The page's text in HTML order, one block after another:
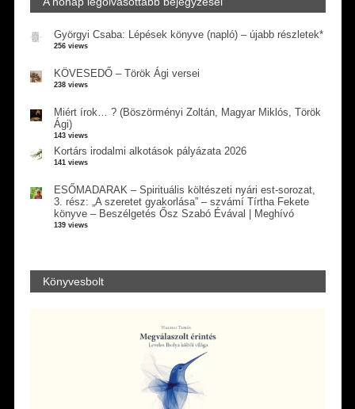
Györgyi Csaba: Lépések könyve (napló) – újabb részletek*
256 views
KÖVESEDŐ – Török Ági versei
238 views
Miért írok… ? (Böszörményi Zoltán, Magyar Miklós, Török
Ági)
143 views
Kortárs irodalmi alkotások pályázata 2026
141 views
ESŐMADARAK – Spirituális költészeti nyári est-sorozat,
3. rész: „A szeretet gyakorlása” – szvámí Tírtha Fekete
könyve – Beszélgetés Ősz Szabó Évával | Meghívó
139 views
Könyvesbolt